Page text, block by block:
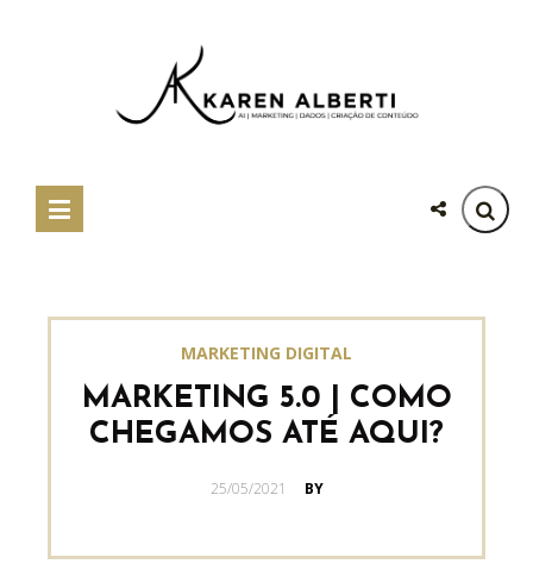
MARKETING DIGITAL
MARKETING 5.0 | COMO
CHEGAMOS ATÉ AQUI?
POSTED
25/05/2021 BY